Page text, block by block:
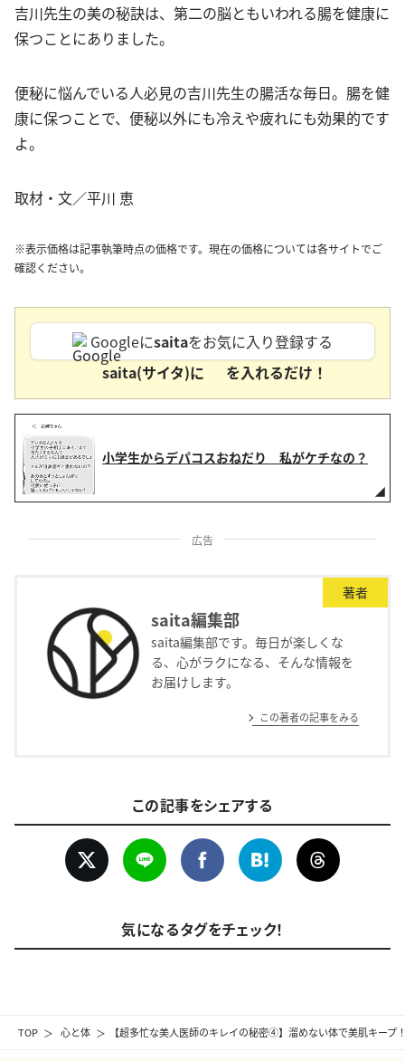
TOP 心と体 【超多忙な美人医師のキレイの秘密④】溜めない体で美肌キープ
吉川先生の美の秘訣は、第二の脳ともいわれる腸を健康に
保つことにありました。
便秘に悩んでいる人必見の吉川先生の腸活な毎日。腸を健
康に保つことで、便秘以外にも冷えや疲れにも効果的です
よ。
取材・文／平川 恵
※表示価格は記事執筆時点の価格です。現在の価格については各サイトでご
確認ください。
Googleにsaitaをお気に入り登録する
saita(サイタ)に
を入れるだけ！
小学生からデパコスおねだり 私がケチなの？
広告
著者
saita編集部
saita編集部です。毎日が楽しくな
る、心がラクになる、そんな情報を
お届けします。
この著者の記事をみる
この記事をシェアする
気になるタグをチェック！